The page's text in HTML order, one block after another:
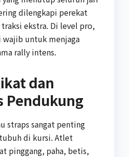
dilengkapi perekat
ekstra. Di level pro,
wajib untuk menjaga
rally intens.
dan
Pendukung
straps sangat penting
di kursi. Atlet
pinggang, paha, betis,